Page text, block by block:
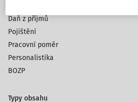
Daň z příjmů
Pojištění
Pracovní poměr
Personalistika
BOZP
Typy obsahu